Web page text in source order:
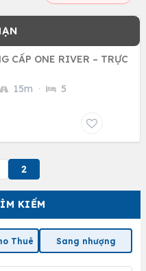
KIẾM
Thuê Sang nhượng
CẤP ONE RIVER – TRỰC
15m · 5
2